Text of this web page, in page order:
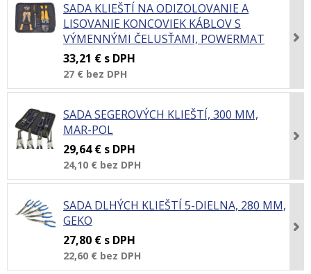
SADA KLIEŠTÍ NA ODIZOLOVANIE A
LISOVANIE KONCOVIEK KÁBLOV S
VÝMENNÝMI ČELUSŤAMI, POWERMAT
33,21 € s DPH
27 € bez DPH
SADA SEGEROVÝCH KLIEŠTÍ, 300 MM,
MAR-POL
29,64 € s DPH
24,10 € bez DPH
SADA DLHÝCH KLIEŠTÍ 5-DIELNA, 280 MM,
GEKO
27,80 € s DPH
22,60 € bez DPH